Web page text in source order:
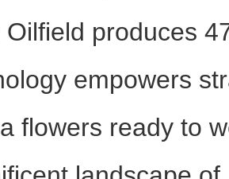
Oilfield produces
empowers
flowers ready to